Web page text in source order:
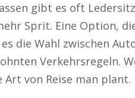
gibt es oft
Sprit. Eine Option,
die Wahl zwischen
Verkehrsregeln.
von Reise man plant.